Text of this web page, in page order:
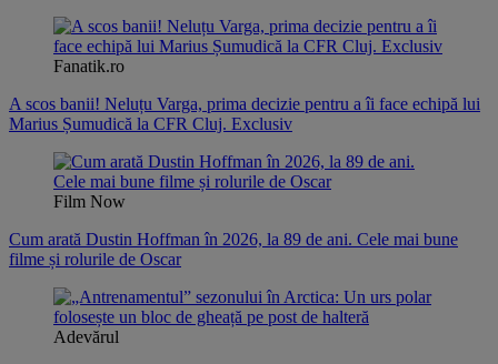
Fanatik.ro
A scos banii! Neluțu Varga, prima decizie pentru a îi face echipă lui
Marius Șumudică la CFR Cluj. Exclusiv
Film Now
Cum arată Dustin Hoffman în 2026, la 89 de ani. Cele mai bune
filme și rolurile de Oscar
Adevărul